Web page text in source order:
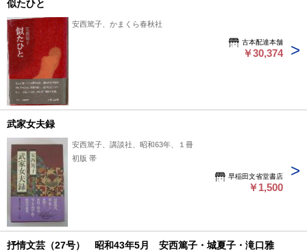
似たひと
安西篤子、かまくら春秋社
古本配達本舗
￥30,374
武家女夫録
安西篤子、講談社、昭和63年、１冊
初版 帯
早稲田文省堂書店
￥1,500
抒情文芸（27号） 昭和43年5月 安西篤子・城夏子・滝口雅